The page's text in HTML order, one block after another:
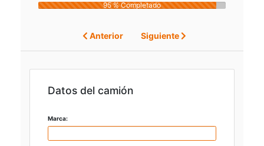
Anterior
95 % Completado
Siguiente
Datos del camión
Marca: